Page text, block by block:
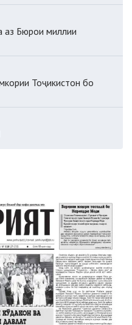
аз Бюрои миллии
Тоҷикистон бо